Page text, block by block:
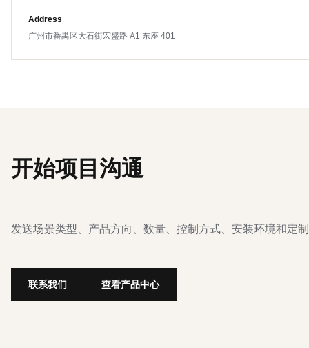
Address
广州市番禺区大石街宏盛路 A1 东座 401
开始项目沟通
发送场景类型、产品方向、数量、控制方式、安装环境和定
联系我们 查看产品中心